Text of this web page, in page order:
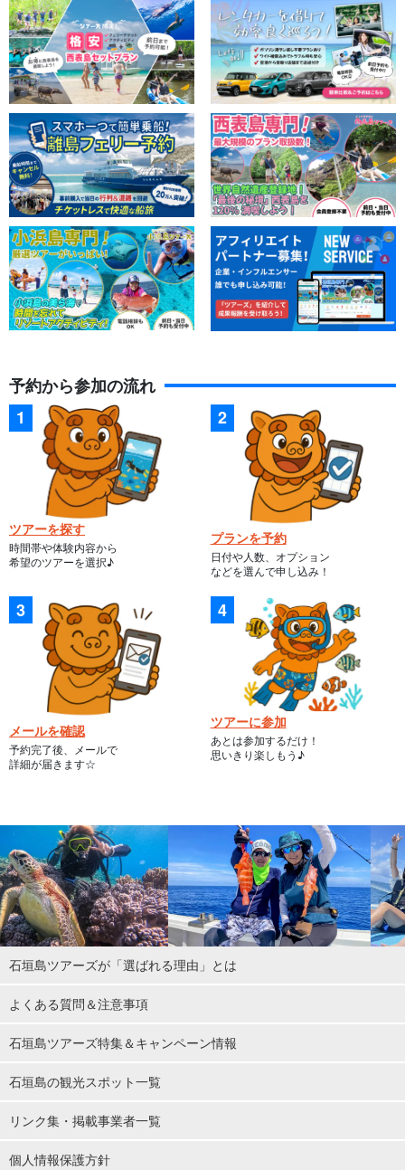
予約から参加の流れ
ツアーを探す
時間帯や体験内容から
希望のツアーを選択♪
プランを予約
日付や人数、オプション
などを選んで申し込み！
メールを確認
予約完了後、メールで
詳細が届きます☆
ツアーに参加
あとは参加するだけ！
思いきり楽しもう♪
石垣島ツアーズが「選ばれる理由」とは
よくある質問＆注意事項
石垣島ツアーズ特集＆キャンペーン情報
石垣島の観光スポット一覧
リンク集・掲載事業者一覧
個人情報保護方針